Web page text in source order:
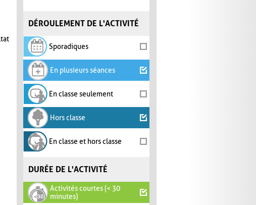
DÉROULEMENT DE L'ACTIVITÉ
Sporadiques
En plusieurs séances
En classe seulement
Hors classe
En classe et hors classe
DURÉE DE L'ACTIVITÉ
Activités courtes (< 30
minutes)